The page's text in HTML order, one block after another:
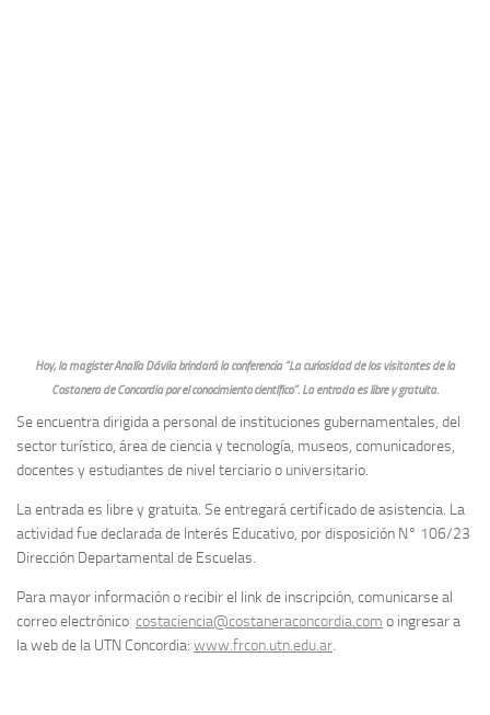
Hoy, la magister Analía Dávila brindará la conferencia “La curiosidad de los visitantes de la
Costanera de Concordia por el conocimiento científico”. La entrada es libre y gratuita.
Se encuentra dirigida a personal de instituciones gubernamentales, del
sector turístico, área de ciencia y tecnología, museos, comunicadores,
docentes y estudiantes de nivel terciario o universitario.
La entrada es libre y gratuita. Se entregará certificado de asistencia. La
actividad fue declarada de Interés Educativo, por disposición N° 106/23
Dirección Departamental de Escuelas.
Para mayor información o recibir el link de inscripción, comunicarse al
correo electrónico costaciencia@costaneraconcordia.com o ingresar a
la web de la UTN Concordia: www.frcon.utn.edu.ar.